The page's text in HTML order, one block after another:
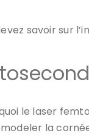
savoir sur
le laser
la